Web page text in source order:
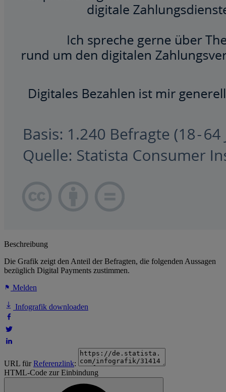
Beschreibung
Die Grafik zeigt den Anteil der Befragten, die folgenden Aussagen
bezüglich Digital Payments zustimmen.
Melden
Infografik downloaden
URL fürReferenzlink:
HTML-Code zur Einbindung